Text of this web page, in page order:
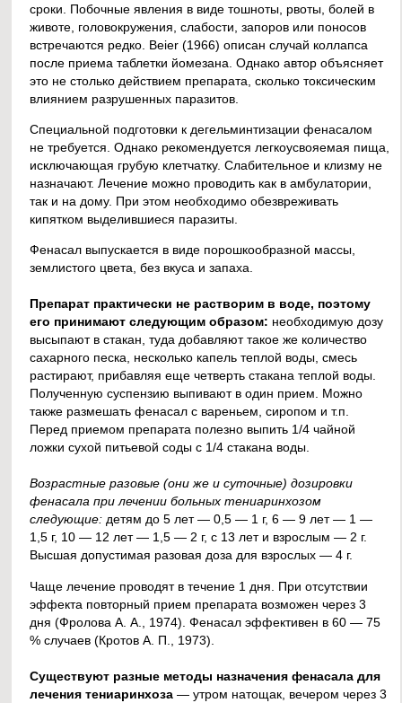
сроки. Побочные явления в виде тошноты, рвоты, болей в
животе, головокружения, слабости, запоров или поносов
встречаются редко. Beier (1966) описан случай коллапса
после приема таблетки йомезана. Однако автор объясняет
это не столько действием препарата, сколько токсическим
влиянием разрушенных паразитов.
Специальной подготовки к дегельминтизации фенасалом
не требуется. Однако рекомендуется легкоусвояемая пища,
исключающая грубую клетчатку. Слабительное и клизму не
назначают. Лечение можно проводить как в амбулатории,
так и на дому. При этом необходимо обезвреживать
кипятком выделившиеся паразиты.
Фенасал выпускается в виде порошкообразной массы,
землистого цвета, без вкуса и запаха.
Препарат практически не растворим в воде, поэтому
его принимают следующим образом: необходимую дозу
высыпают в стакан, туда добавляют такое же количество
сахарного песка, несколько капель теплой воды, смесь
растирают, прибавляя еще четверть стакана теплой воды.
Полученную суспензию выпивают в один прием. Можно
также размешать фенасал с вареньем, сиропом и т.п.
Перед приемом препарата полезно выпить 1/4 чайной
ложки сухой питьевой соды с 1/4 стакана воды.
Возрастные разовые (они же и суточные) дозировки
фенасала при лечении больных тениаринхозом
следующие:детям до 5 лет — 0,5 — 1 г, 6 — 9 лет — 1 —
1,5 г, 10 — 12 лет — 1,5 — 2 г, с 13 лет и взрослым — 2 г.
Высшая допустимая разовая доза для взрослых — 4 г.
Чаще лечение проводят в течение 1 дня. При отсутствии
эффекта повторный прием препарата возможен через 3
дня (Фролова А. А., 1974). Фенасал эффективен в 60 — 75
% случаев (Кротов А. П., 1973).
Существуют разные методы назначения фенасала для
лечения тениаринхоза — утром натощак, вечером через 3